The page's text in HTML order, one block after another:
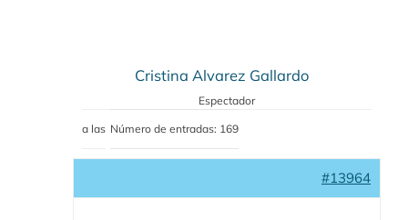
Cristina Alvarez Gallardo
Espectador
a las Número de entradas: 169
#13964